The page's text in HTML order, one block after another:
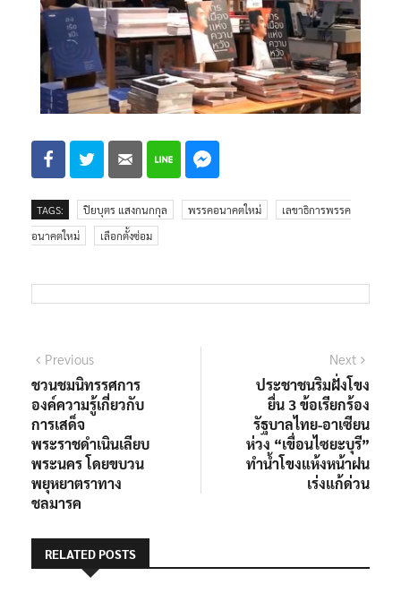
TAGS: ปิยบุตร แสงกนกกุล พรรคอนาคตใหม่
เลขาธิการพรรค
อนาคตใหม่
เลือกตั้งซ่อม
Previous
ชวนชมนิทรรศการ
องค์ความรู้เกี่ยวกับ
การเสด็จ
พระราชดำเนินเลียบ
พระนคร โดยขบวน
พยุหยาตราทาง
ชลมารค
Next
ประชาชนริมฝั่งโขง
ยื่น 3 ข้อเรียกร้อง
รัฐบาลไทย-อาเซียน
ห่วง “เขื่อนไซยะบุรี”
ทำน้ำโขงแห้งหน้าฝน
เร่งแก้ด่วน
RELATED POSTS